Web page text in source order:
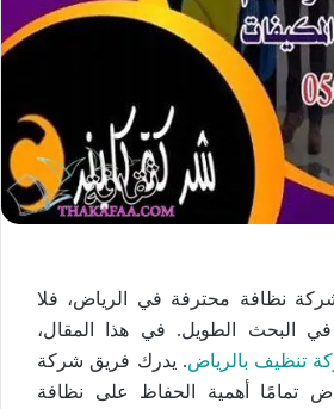
نظافة محترفة في الرياض، فلا
البحث الطويل. في هذا المقال،
تنظيف بالرياض. يدرك فريق شركة
تمامًا أهمية الحفاظ على نظافة